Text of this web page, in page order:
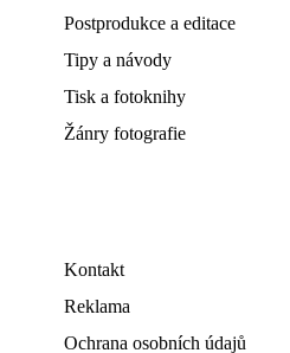
Postprodukce a editace
Tipy a návody
Tisk a fotoknihy
Žánry fotografie
Kontakt
Reklama
Ochrana osobních údajů